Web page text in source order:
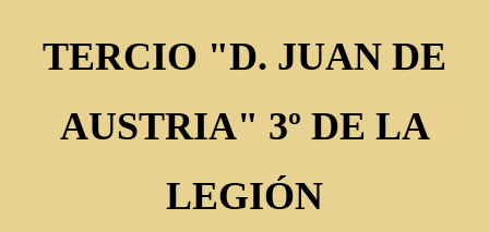
contenidoTERCIO "D. JUAN DE
AUSTRIA" 3º DE LA
LEGIÓN